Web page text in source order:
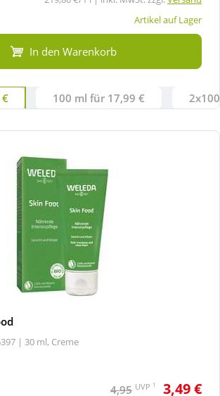
Artikel auf Lager
In den Warenkorb
100 ml für 17,99 €
| 30 ml, Creme
4,95 UVP 1 3,49 €